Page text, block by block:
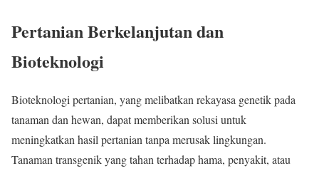
Pertanian Berkelanjutan dan
Bioteknologi
Bioteknologi pertanian, yang melibatkan rekayasa genetik pada
tanaman dan hewan, dapat memberikan solusi untuk
meningkatkan hasil pertanian tanpa merusak lingkungan.
Tanaman transgenik yang tahan terhadap hama, penyakit, atau